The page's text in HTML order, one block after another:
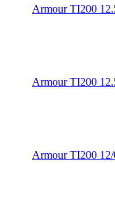
Armour TI200
Armour TI200
Armour TI200